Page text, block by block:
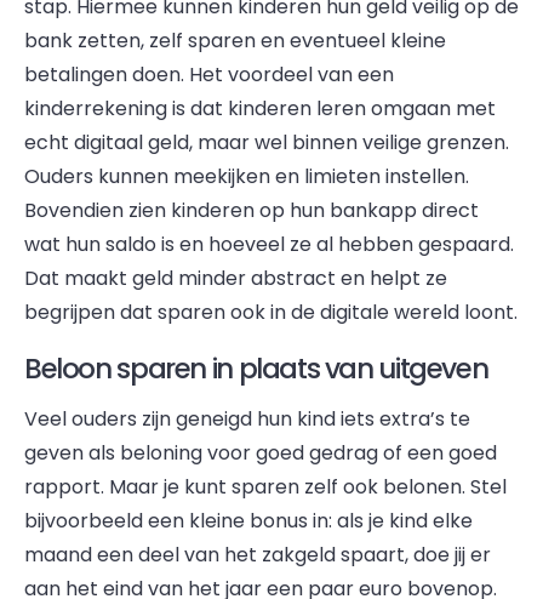
stap. Hiermee kunnen kinderen hun geld veilig op de
bank zetten, zelf sparen en eventueel kleine
betalingen doen. Het voordeel van een
kinderrekening is dat kinderen leren omgaan met
echt digitaal geld, maar wel binnen veilige grenzen.
Ouders kunnen meekijken en limieten instellen.
Bovendien zien kinderen op hun bankapp direct
wat hun saldo is en hoeveel ze al hebben gespaard.
Dat maakt geld minder abstract en helpt ze
begrijpen dat sparen ook in de digitale wereld loont.
Beloon sparen in plaats van uitgeven
Veel ouders zijn geneigd hun kind iets extra’s te
geven als beloning voor goed gedrag of een goed
rapport. Maar je kunt sparen zelf ook belonen. Stel
bijvoorbeeld een kleine bonus in: als je kind elke
maand een deel van het zakgeld spaart, doe jij er
aan het eind van het jaar een paar euro bovenop.